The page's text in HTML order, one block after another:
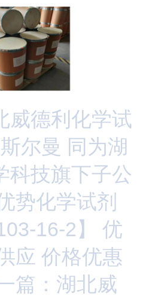
威德利化学试
尔曼 同为湖
科技旗下子公
势化学试剂
16-2】 优
应 价格优惠
篇：湖北威